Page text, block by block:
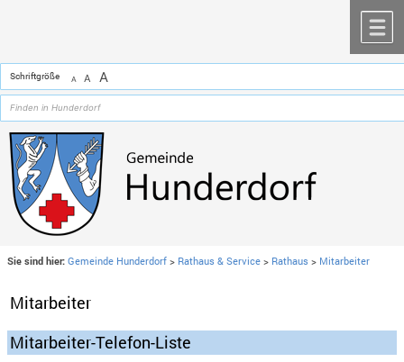
Schriftgröße A A A
Sie sind hier: Gemeinde Hunderdorf > Rathaus & Service > Rathaus > Mitarbeiter
Mitarbeiter
Mitarbeiter-Telefon-Liste